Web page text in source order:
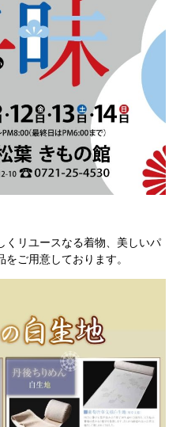
くリユースなる着物、美しいパ
ご用意しております。